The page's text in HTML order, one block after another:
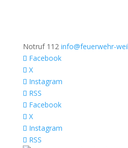
Notruf 112 info@feuerwehr-
Facebook
X
Instagram
RSS
Facebook
X
Instagram
RSS